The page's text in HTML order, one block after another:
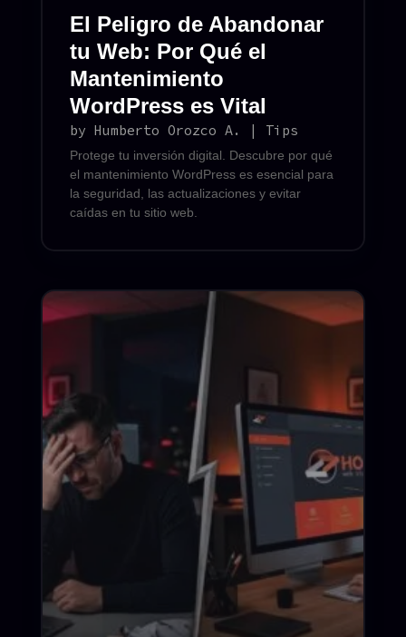
El Peligro de Abandonar
tu Web: Por Qué el
Mantenimiento
WordPress es Vital
by Humberto Orozco A. | Tips
Protege tu inversión digital. Descubre por qué
el mantenimiento WordPress es esencial para
la seguridad, las actualizaciones y evitar
caídas en tu sitio web.